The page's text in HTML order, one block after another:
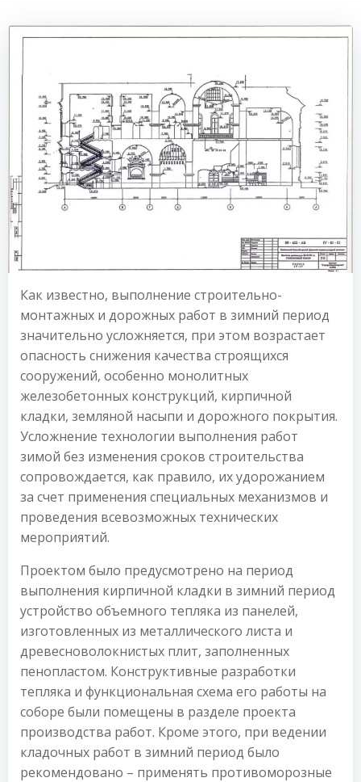
Как известно, выполнение строительно-
монтажных и дорожных работ в зимний период
значительно усложняется, при этом возрастает
опасность снижения качества строящихся
сооружений, особенно монолитных
железобетонных конструкций, кирпичной
кладки, земляной насыпи и дорожного покрытия.
Усложнение технологии выполнения работ
зимой без изменения сроков строительства
сопровождается, как правило, их удорожанием
за счет применения специальных механизмов и
проведения всевозможных технических
мероприятий.
Проектом было предусмотрено на период
выполнения кирпичной кладки в зимний период
устройство объемного тепляка из панелей,
изготовленных из металлического листа и
древесноволокнистых плит, заполненных
пенопластом. Конструктивные разработки
тепляка и функциональная схема его работы на
соборе были помещены в разделе проекта
производства работ. Кроме этого, при ведении
кладочных работ в зимний период было
рекомендовано – применять противоморозные